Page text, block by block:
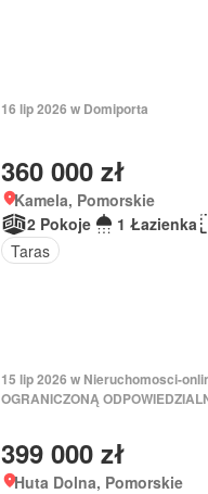
16 lip 2026 w Domiporta
360 000 zł
Kamela, Pomorskie
2 Pokoje
1 Łazienka
Taras
15 lip 2026 w Nieruchomosci-
OGRANICZONĄ
399 000 zł
Huta Dolna, Pomorskie